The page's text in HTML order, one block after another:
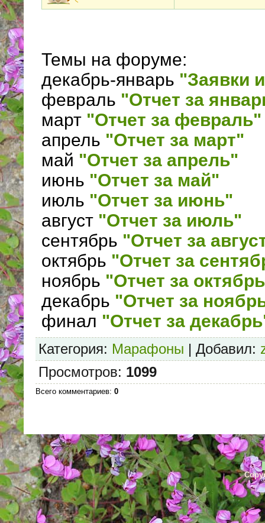
Темы на форуме:
декабрь-январь"Заявки
февраль"Отчет за
март"Отчет за февраль"
апрель"Отчет за март"
май "Отчет за апрель"
июнь"Отчет за май"
июль"Отчет за июнь"
август"Отчет за июль"
сентябрь"Отчет за
октябрь
"Отчет за
ноябрь"Отчет за
декабрь"Отчет за
финал"Отчет за
Категория:Марафоны|Добавил: